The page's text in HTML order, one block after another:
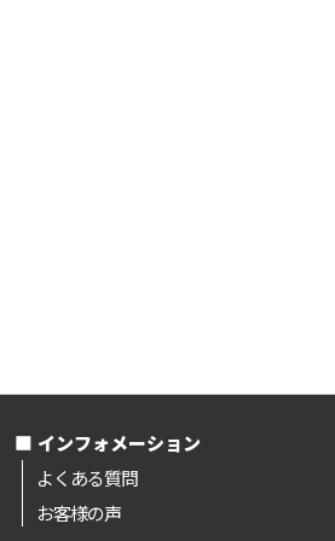
インフォメーション
よくある質問
お客様の声